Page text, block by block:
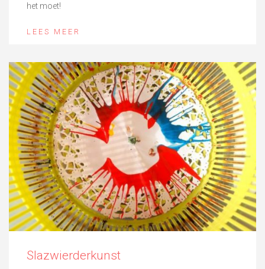
het moet!
LEES MEER
Slazwierderkunst